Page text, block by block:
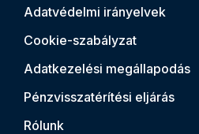
Adatvédelmi irányelvek
Cookie-szabályzat
Adatkezelési megállapodás
Pénzvisszatérítési eljárás
Rólunk